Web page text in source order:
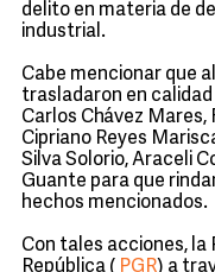
delito en materia de
industrial.
Cabe mencionar que
trasladaron en
Carlos Chávez
Cipriano Reyes
Silva Solorio, Araceli
Guante para que
hechos mencionados.
Con tales acciones, la
República ( PGR) a